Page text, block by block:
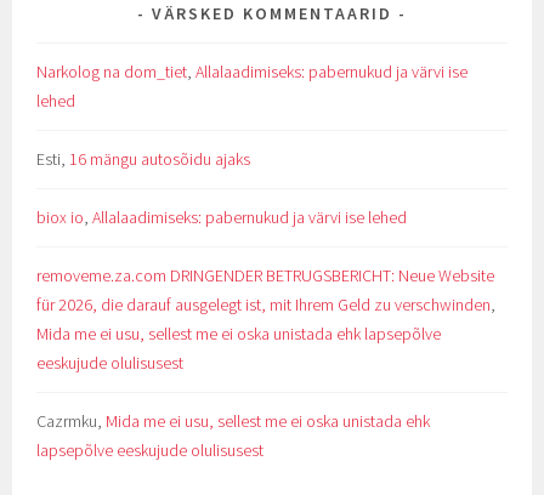
VÄRSKED KOMMENTAARID
Narkolog na dom_tiet,Allalaadimiseks: pabernukud ja värvi ise
lehed
Esti, 16 mängu autosõidu ajaks
biox io,Allalaadimiseks: pabernukud ja värvi ise lehed
removeme.za.com DRINGENDER BETRUGSBERICHT: Neue Website
für 2026, die darauf ausgelegt ist, mit Ihrem Geld zu verschwinden,
Mida me ei usu, sellest me ei oska unistada ehk lapsepõlve
eeskujude olulisusest
Cazrmku, Mida me ei usu, sellest me ei oska unistada ehk
lapsepõlve eeskujude olulisusest